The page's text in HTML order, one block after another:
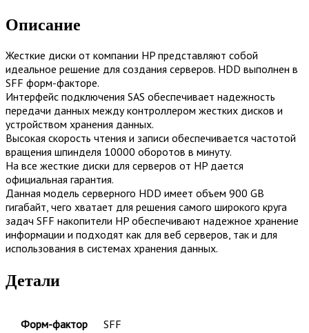
6Gb/s
10k
[652971-
001]
Описание
Жесткие диски от компании HP представляют собой
идеальное решение для создания серверов. HDD выполнен в
SFF форм-факторе.
Интерфейс подключения SAS обеспечивает надежность
передачи данных между контроллером жестких дисков и
устройством хранения данных.
Высокая скорость чтения и записи обеспечивается частотой
вращения шпинделя 10000 оборотов в минуту.
На все жесткие диски для серверов от HP дается
официальная гарантия.
Данная модель серверного HDD имеет объем 900 GB
гигабайт, чего хватает для решения самого широкого круга
задач SFF накопители HP обеспечивают надежное хранение
информации и подходят как для веб серверов, так и для
использования в системах хранения данных.
Детали
Форм-фактор SFF